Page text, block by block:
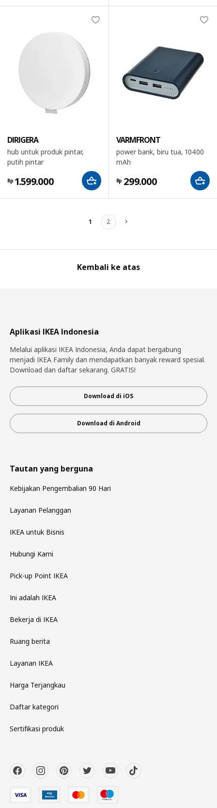
DIRIGERA
hub untuk produk pintar,
putih pintar
Rp 1.599.000
VARMFRONT
power bank, biru tua, 10400
mAh
Rp 299.000
1 2 Berikutnya
Kembali ke atas
Aplikasi IKEA Indonesia
Melalui aplikasi IKEA Indonesia, Anda dapat bergabung
menjadi IKEA Family dan mendapatkan banyak reward spesial.
Download dan daftar sekarang. GRATIS!
Download di iOS
Download di Android
Tautan yang berguna
Kebijakan Pengembalian 90 Hari
Layanan Pelanggan
IKEA untuk Bisnis
Hubungi Kami
Pick-up Point IKEA
Ini adalah IKEA
Bekerja di IKEA
Ruang berita
Layanan IKEA
Harga Terjangkau
Daftar kategori
Sertifikasi produk